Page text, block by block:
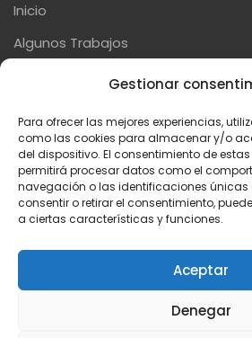
Gestionar
Para ofrecer las mejores experiencias,
como las cookies para almacenar y/o
del dispositivo. El consentimiento de
permitirá procesar datos como el
navegación o las identificaciones únicas
consentir o retirar el consentimiento,
a ciertas características y funciones.
Aceptar
Denegar
Inicio
Algunos Trabajos
Nuestras Marcas
Textos Legales
Aviso Legal
Política de Cookies